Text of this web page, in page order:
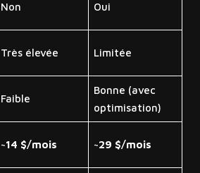
Non Oui
Très élevée Limitée
Faible
Bonne (avec
optimisation)
~14 $/mois ~29 $/mois